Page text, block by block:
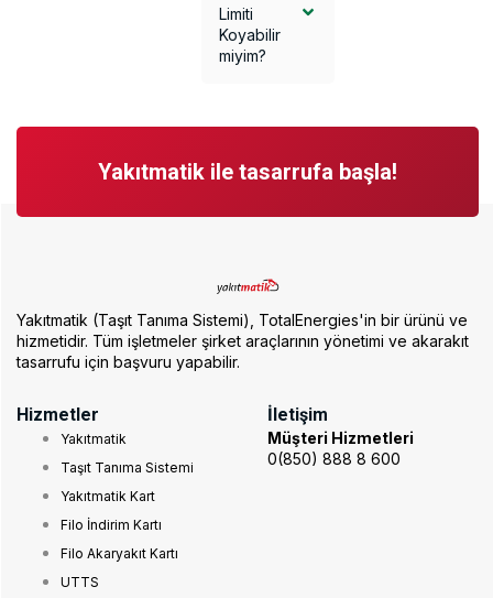
Limiti
Koyabilir
miyim?
Yakıtmatik ile tasarrufa başla!
Yakıtmatik (Taşıt Tanıma Sistemi), TotalEnergies'in bir ürünü ve
hizmetidir. Tüm işletmeler şirket araçlarının yönetimi ve akarakıt
tasarrufu için başvuru yapabilir.
Hizmetler
Yakıtmatik
Taşıt Tanıma Sistemi
Yakıtmatik Kart
Filo İndirim Kartı
Filo Akaryakıt Kartı
UTTS
İletişim
Müşteri Hizmetleri
0(850) 888 8 600